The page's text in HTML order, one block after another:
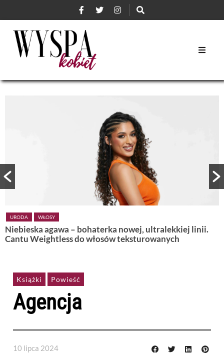
URODA WŁOSY
Niebieska agawa – bohaterka nowej, ultralekkiej linii.
Cantu Weightless do włosów teksturowanych
Książki Powieść
Agencja
10 lipca 2024